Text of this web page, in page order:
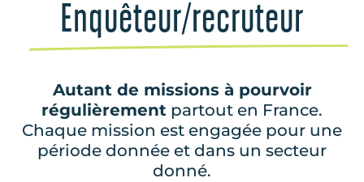
Enquêteur/recruteur
Autant de missions à pourvoir
régulièrement partout en France.
Chaque mission est engagée pour une
période donnée et dans un secteur
donné.